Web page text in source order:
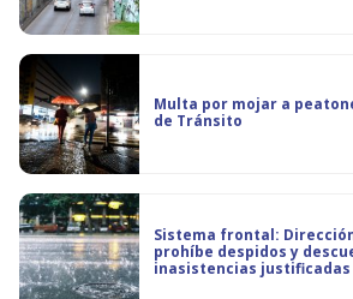
Multa por mojar a
de Tránsito
Sistema frontal:
prohíbe despidos y
inasistencias justificadas